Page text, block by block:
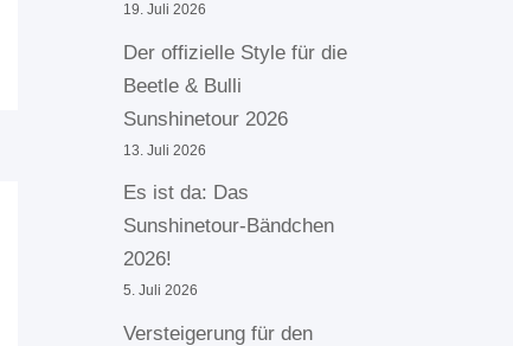
19. Juli 2026
Der offizielle Style für die
Beetle & Bulli
Sunshinetour 2026
13. Juli 2026
Es ist da: Das
Sunshinetour-Bändchen
2026!
5. Juli 2026
Versteigerung für den